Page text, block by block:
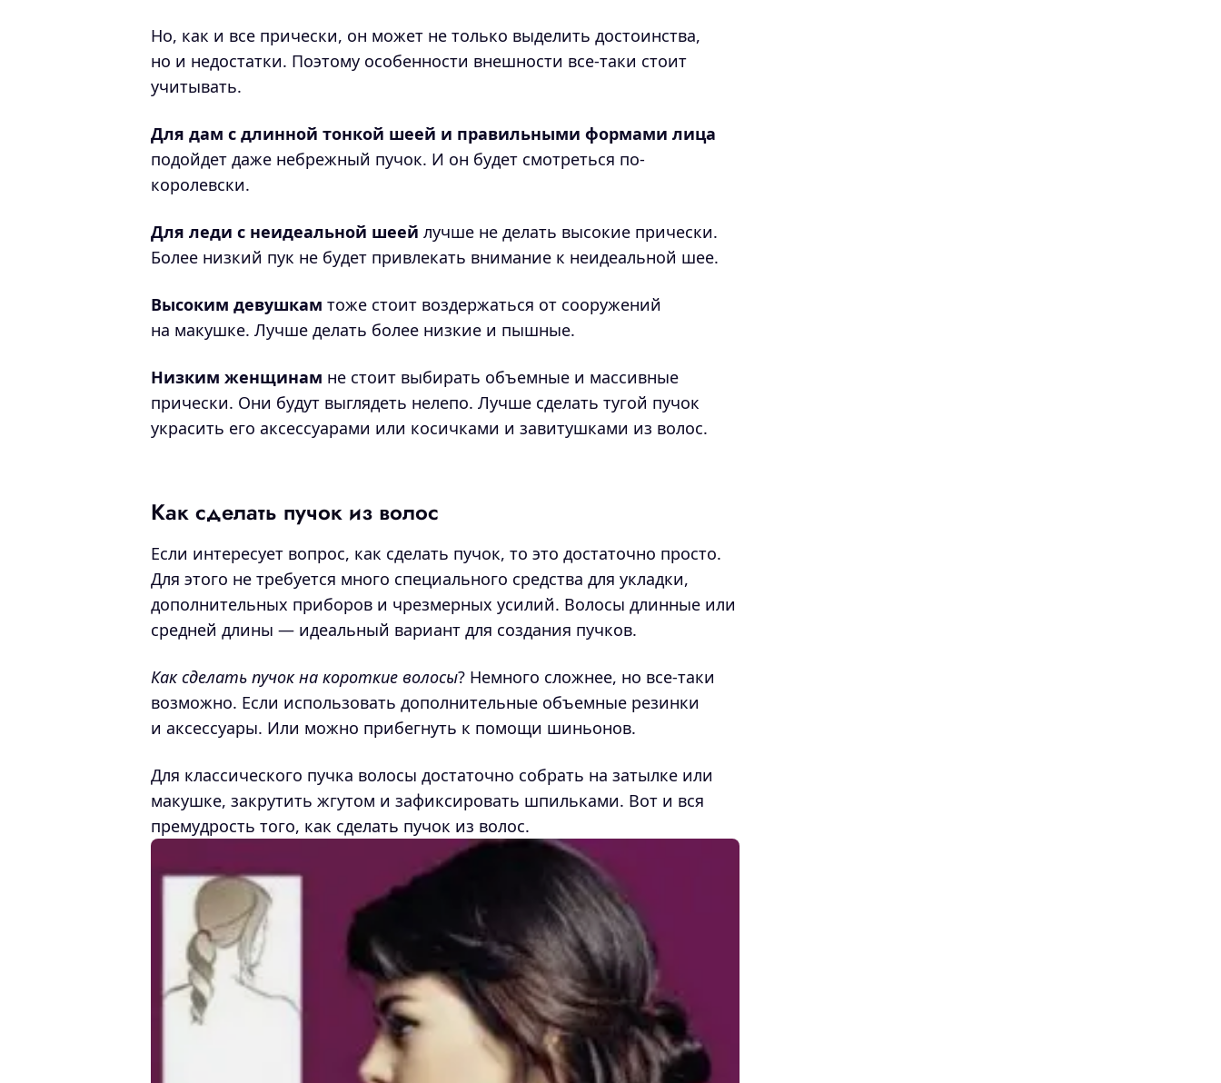
Но, как и все прически, он может не только выделить достоинства,
но и недостатки. Поэтому особенности внешности все-таки стоит
учитывать.
Для дам с длинной тонкой шеей и правильными формами лица
подойдет даже небрежный пучок. И он будет смотреться по-
королевски.
Для леди с неидеальной шеей лучше не делать высокие прически.
Более низкий пук не будет привлекать внимание к неидеальной шее.
Высоким девушкам тоже стоит воздержаться от сооружений
на макушке. Лучше делать более низкие и пышные.
Низким женщинам не стоит выбирать объемные и массивные
прически. Они будут выглядеть нелепо. Лучше сделать тугой пучок
украсить его аксессуарами или косичками и завитушками из волос.
Как сделать пучок из волос
Если интересует вопрос, как сделать пучок, то это достаточно просто.
Для этого не требуется много специального средства для укладки,
дополнительных приборов и чрезмерных усилий. Волосы длинные или
средней длины — идеальный вариант для создания пучков.
Как сделать пучок на короткие волосы? Немного сложнее, но все-таки
возможно. Если использовать дополнительные объемные резинки
и аксессуары. Или можно прибегнуть к помощи шиньонов.
Для классического пучка волосы достаточно собрать на затылке или
макушке, закрутить жгутом и зафиксировать шпильками. Вот и вся
премудрость того, как сделать пучок из волос.